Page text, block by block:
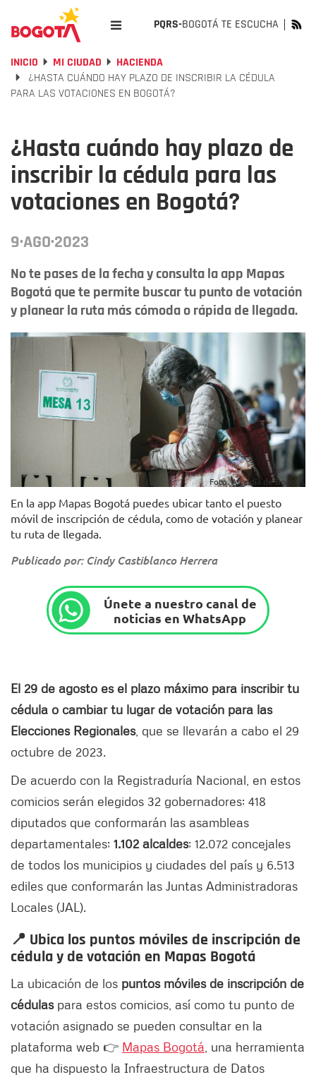
PQRS-BOGOTÁ TE ESCUCHA
INICIO MI CIUDAD
HACIENDA
¿HASTA CUÁNDO HAY PLAZO DE INSCRIBIR LA CÉDULA
PARA LAS VOTACIONES EN BOGOTÁ?
¿Hasta cuándo hay plazo de
inscribir la cédula para las
votaciones en Bogotá?
9·AGO·2023
No te pases de la fecha y consulta la app Mapas
Bogotá que te permite buscar tu punto de votación
y planear la ruta más cómoda o rápida de llegada.
Foto. Alcaldía de Bogotá.
En la app Mapas Bogotá puedes ubicar tanto el puesto
móvil de inscripción de cédula, como de votación y planear
tu ruta de llegada.
Publicado por: Cindy Castiblanco Herrera
Únete a nuestro canal de
noticias en WhatsApp
El 29 de agosto es el plazo máximo para inscribir tu
cédula o cambiar tu lugar de votación para las
Elecciones Regionales, que se llevarán a cabo el 29
octubre de 2023.
De acuerdo con la Registraduría Nacional, en estos
comicios serán elegidos 32 gobernadores; 418
diputados que conformarán las asambleas
departamentales; 1.102 alcaldes; 12.072 concejales
de todos los municipios y ciudades del país y 6.513
ediles que conformarán las Juntas Administradoras
Locales (JAL).
📍 Ubica los puntos móviles de inscripción de
cédula y de votación en Mapas Bogotá
La ubicación de los puntos móviles de inscripción de
cédulaspara estos comicios, así como tu punto de
votación asignado se pueden consultar en la
plataforma web 👉 Mapas Bogotá , una herramienta
que ha dispuesto la Infraestructura de Datos